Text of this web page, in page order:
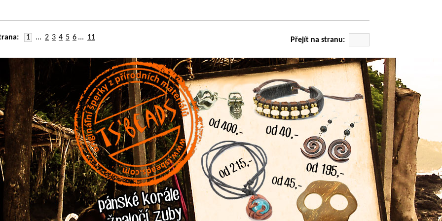
1 ... 2 3 4 5 6 ... 11 Přejít na stranu: